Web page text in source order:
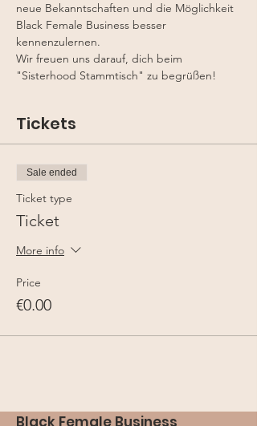
neue Bekanntschaften und die Möglichkeit
Black Female Business besser
kennenzulernen.
Wir freuen uns darauf, dich beim
"Sisterhood Stammtisch" zu begrüßen!
Tickets
Sale ended
Ticket type
Ticket
More info
Price
€0.00
Black Female Business